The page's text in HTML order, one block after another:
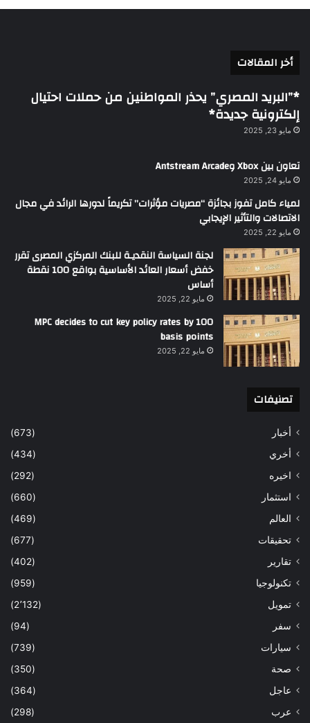
أخر المقالات
*”البريد المصري” يحذر المواطنين من حملات احتيال
إلكترونية جديدة*
مايو 23, 2025
تعاون بين Xbox وAntstream Arcade
مايو 24, 2025
لمياء كامل تفوز بجائزة “مصريات مؤثرات” تكريماً لدورها الرائد في مجال
الاتصالات والتأثير الإيجابي
مايو 22, 2025
لجنة السياسة النقديـة للبنك المركزي المصرى تقرر
خفض أسعار العائد الأساسية بواقع 100 نقطة
أساس
مايو 22, 2025
MPC decides to cut key policy rates by 100
basis points
مايو 22, 2025
تصنيفات
أخبار
(673)
أخري
(434)
اخيره
(292)
استثمار
(660)
العالم
(469)
تحقيقات
(677)
تقارير
(402)
تكنولوجيا
(959)
تمويل
(2٬132)
سفر
(94)
سيارات
(739)
صحة
(350)
عاجل
(364)
عرب
(298)